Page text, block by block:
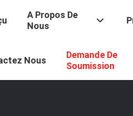
A Propos De
Nous
Nous
Demande De
Soumission
Bol Coloré D'aliment